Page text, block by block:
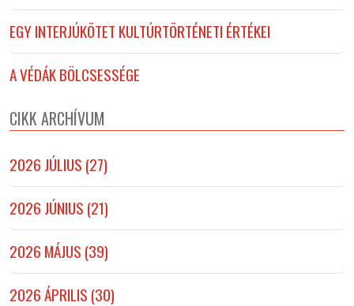
EGY INTERJÚKÖTET KULTÚRTÖRTÉNETI ÉRTÉKEI
A VÉDÁK BÖLCSESSÉGE
CIKK ARCHÍVUM
2026 JÚLIUS (27)
2026 JÚNIUS (21)
2026 MÁJUS (39)
2026 ÁPRILIS (30)